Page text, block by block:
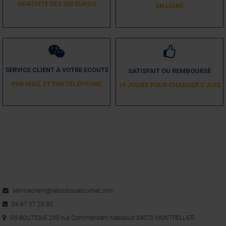
GRATUITE DÈS 200 EUROS
EN LIGNE
SERVICE CLIENT À VOTRE ECOUTE
PAR MAIL ET PAR TÉLÉPHONE
SATISFAIT OU REMBOURSÉ
14 JOURS POUR CHANGER D´AVIS
serviceclient@laboutiqueduvolet.com
04 67 07 29 85
RS BOUTIQUE 290 rue Commandant Massoud 34070 MONTPELLIER